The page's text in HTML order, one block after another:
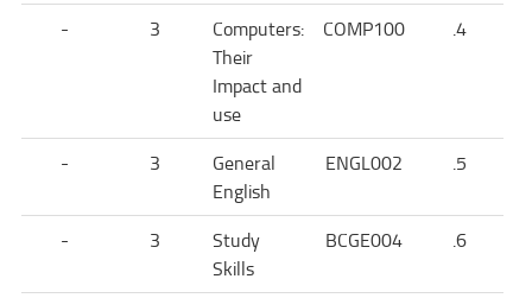
4.
COMP100
Computers:
Their
Impact and
use
3
-
5.
ENGL002
General
English
3
-
6.
BCGE004
Study
Skills
3
-